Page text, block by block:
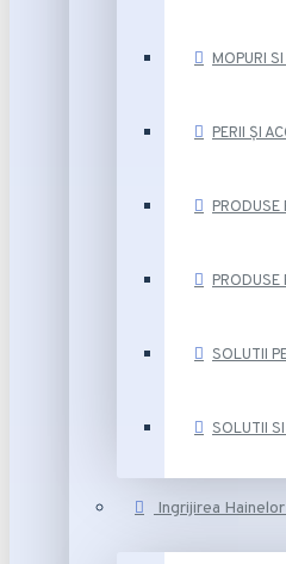
MOPURI
PERII ȘI
PRODUSE
PRODUSE
SOLUTII
SOLUTII
Ingrijirea Hainelor